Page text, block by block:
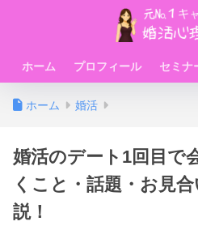
ホーム プロフィール セミナ
ホーム 婚活
婚活のデート1回目で
くこと・話題・お見
説！